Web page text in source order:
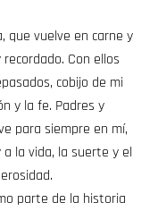
que vuelve en carne y
Con ellos
cobijo de mi
y la fe. Padres y
para siempre en mí,
a la vida, la suerte y el
parte de la historia